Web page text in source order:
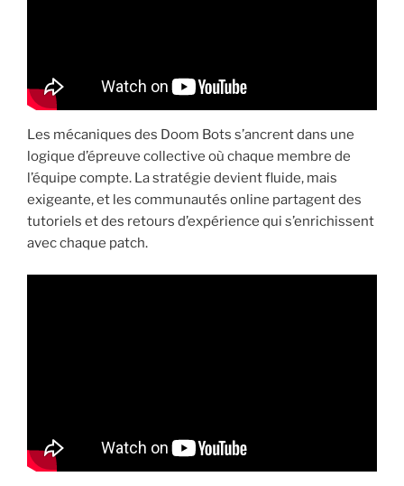
Les mécaniques des Doom Bots s’ancrent dans une
logique d’épreuve collective où chaque membre de
l’équipe compte. La stratégie devient fluide, mais
exigeante, et les communautés online partagent des
tutoriels et des retours d’expérience qui s’enrichissent
avec chaque patch.